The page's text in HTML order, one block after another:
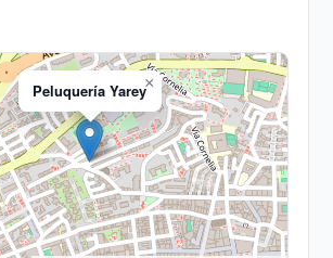
Peluquería Yarey×